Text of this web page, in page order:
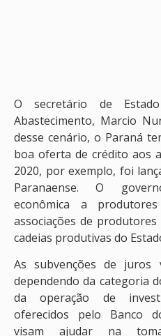
O secretário de
Abastecimento, Marcio
desse cenário, o Paraná
boa oferta de crédito aos
2020, por exemplo, foi
Paranaense. O
econômica a
associações de
cadeias produtivas do
As subvenções de juros
dependendo da categoria
da operação de
oferecidos pelo Banco
visam ajudar na